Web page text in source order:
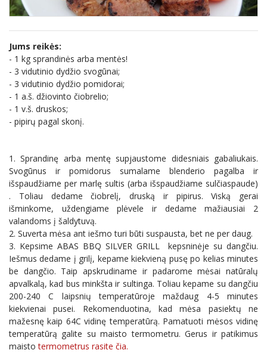
Jums reikės:
- 1 kg sprandinės arba mentės!
- 3 vidutinio dydžio svogūnai;
- 3 vidutinio dydžio pomidorai;
- 1 a.š. džiovinto čiobrelio;
- 1 v.š. druskos;
- pipirų pagal skonį.
1. Sprandinę arba mentę supjaustome didesniais gabaliukais.
Svogūnus ir pomidorus sumalame blenderio pagalba ir
išspaudžiame per marlę sultis (arba išspaudžiame sulčiaspaude)
. Toliau dedame čiobrelį, druską ir pipirus. Viską gerai
išminkome, uždengiame plėvele ir dedame mažiausiai 2
valandoms į šaldytuvą.
2. Suverta mėsa ant iešmo turi būti suspausta, bet ne per daug.
3. Kepsime ABAS BBQ SILVER GRILL kepsninėje su dangčiu.
Iešmus dedame į grilį, kepame kiekvieną pusę po kelias minutes
be dangčio. Taip apskrudiname ir padarome mėsai natūralų
apvalkalą, kad bus minkšta ir sultinga. Toliau kepame su dangčiu
200-240 C laipsnių temperatūroje maždaug 4-5 minutes
kiekvienai pusei. Rekomenduotina, kad mėsa pasiektų ne
mažesnę kaip 64C vidinę temperatūrą. Pamatuoti mėsos vidinę
temperatūrą galite su maisto termometru. Gerus ir patikimus
maisto termometrus rasite čia.